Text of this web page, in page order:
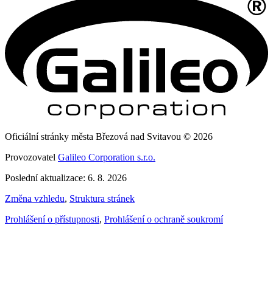
Oficiální stránky města Březová nad Svitavou © 2026
Provozovatel Galileo Corporation s.r.o.
Poslední aktualizace: 6. 8. 2026
Změna vzhledu, Struktura stránek
Prohlášení o přístupnosti, Prohlášení o ochraně soukromí